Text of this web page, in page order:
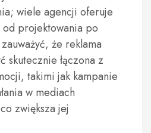
wiele agencji oferuje
od projektowania po
że reklama
skutecznie łączona z
takimi jak kampanie
w mediach
zwiększa jej